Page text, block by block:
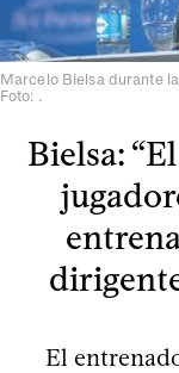
Marcelo Bielsa durante
Foto: .
Bielsa:
El